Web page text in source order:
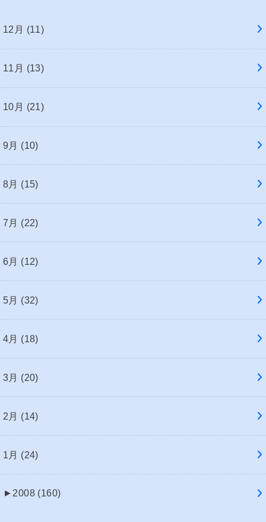
12月 (11)
11月 (13)
10月 (21)
9月 (10)
8月 (15)
7月 (22)
6月 (12)
5月 (32)
4月 (18)
3月 (20)
2月 (14)
1月 (24)
► 2008 (160)